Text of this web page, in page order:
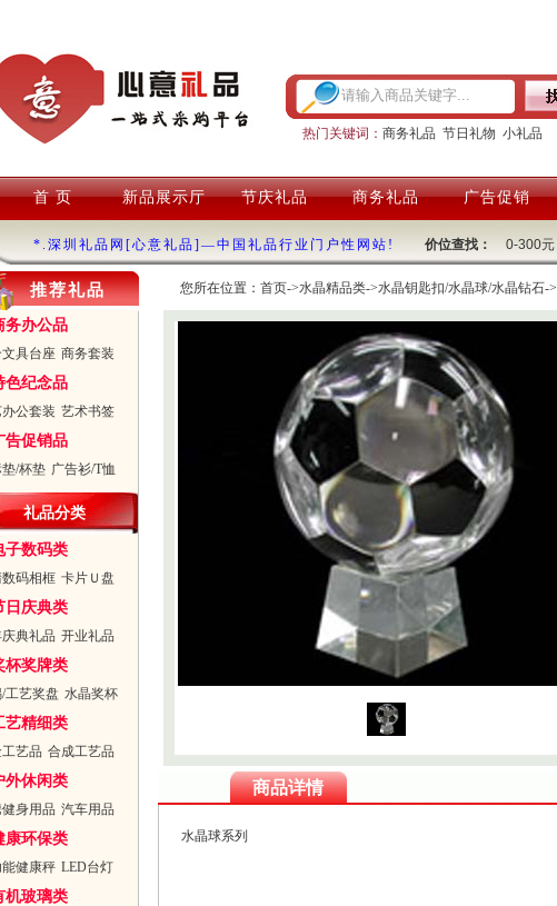
热门关键词： 商务礼品 节日礼物 小礼品
首 页
新品展示厅 节庆礼品 商务礼品 广告促销
*.深圳礼品网[心意礼品]—中国礼品行业门户性网站! 价位查找： 0-300元
推荐礼品
务办公品
具台座 商务套装
色纪念品
公套装 艺术书签
告促销品
垫/杯垫 广告衫/T恤
礼品分类
子数码类
码相框 卡片Ｕ盘
日庆典类
典礼品 开业礼品
杯奖牌类
工艺奖盘 水晶奖杯
艺精细类
艺品 合成工艺品
外休闲类
身用品 汽车用品
康环保类
能健康秤 LED台灯
机玻璃类
您所在位置： 首页->水晶精品类->水晶钥匙扣/水晶球/水晶钻石->
商品详情
水晶球系列